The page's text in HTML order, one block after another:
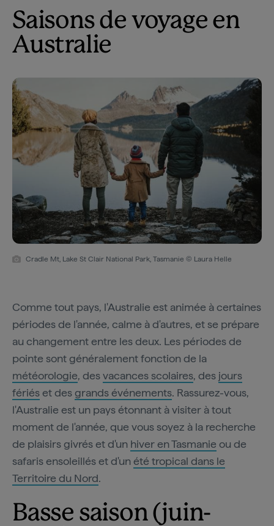
Saisons de voyage en
Australie
Cradle Mt, Lake St Clair National Park, Tasmanie © Laura Helle
Comme tout pays, l'Australie est animée à certaines
périodes de l'année, calme à d'autres, et se prépare
au changement entre les deux. Les périodes de
pointe sont généralement fonction de la
météorologie, desvacances scolaires, des jours
fériéset des grands événements. Rassurez-vous,
l'Australie est un pays étonnant à visiter à tout
moment de l'année, que vous soyez à la recherche
de plaisirs givrés et d'un hiver en Tasmanie ou de
safaris ensoleillés et d'unété tropical dans le
Territoire du Nord.
Basse saison (juin-